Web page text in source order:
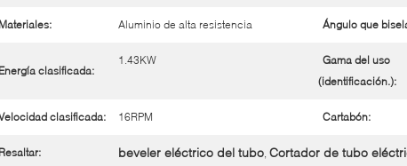
Aluminio de alta resistencia Ángulo que
clasificada:
1.43KW
Gama del uso
(identificación.):
clasificada: 16RPM Cartabón:
beveler eléctrico del tubo, Cortador de tubo